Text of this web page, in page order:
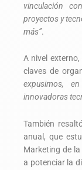
vinculación
proyectos y
más”.
A nivel
claves de
expusimos,
innovadoras
También
anual, que
Marketing de
a potenciar la